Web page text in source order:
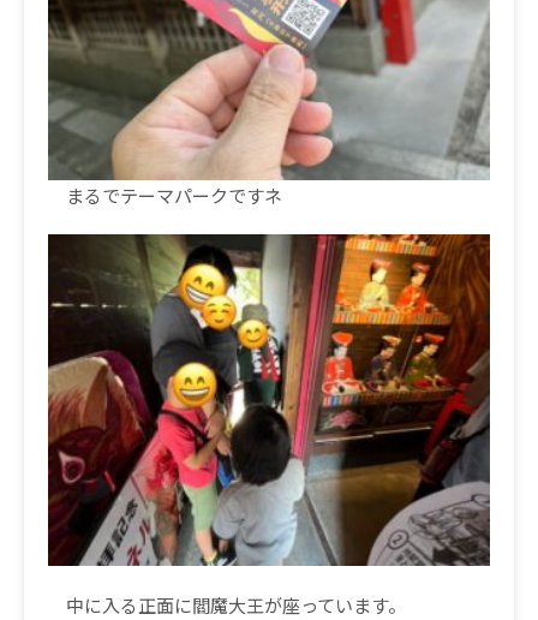
まるでテーマパークですネ
中に入る正面に閻魔大王が座っています。